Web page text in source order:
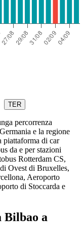
TER
percorrenza
e la regione
di car
da e per stazioni
Rotterdam CS,
Ovest di Bruxelles,
​​Aeroporto
di Stoccarda e
a